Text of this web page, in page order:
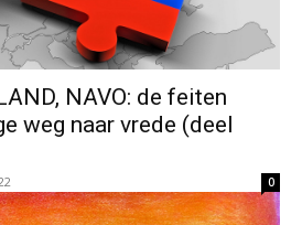
NAVO: de feiten
weg naar vrede (deel
0